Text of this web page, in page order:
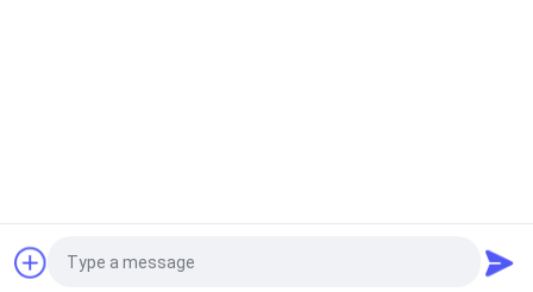
Fordern Sie ein Angebot